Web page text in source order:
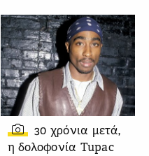
30 χρόνια μετά,
η δολοφονία Tupac